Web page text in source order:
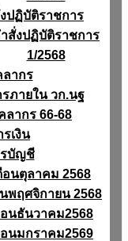
ปฏิบัติราชการ
สั่งปฏิบัติราชการ
1/2568
ลากร
ภายใน วก.นฐ
ากร 66-68
เงิน
รบัญชี
อนตุลาคม 2568
พฤศจิกายน 2568
นธันวาคม2568
นมกราคม2569